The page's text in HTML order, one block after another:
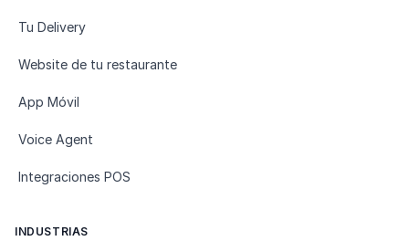
Tu Delivery
Website de tu restaurante
App Móvil
Voice Agent
Integraciones POS
INDUSTRIAS